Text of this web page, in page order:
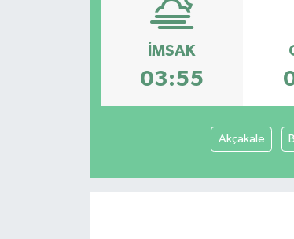
İMSAK
03:55
Akçakale